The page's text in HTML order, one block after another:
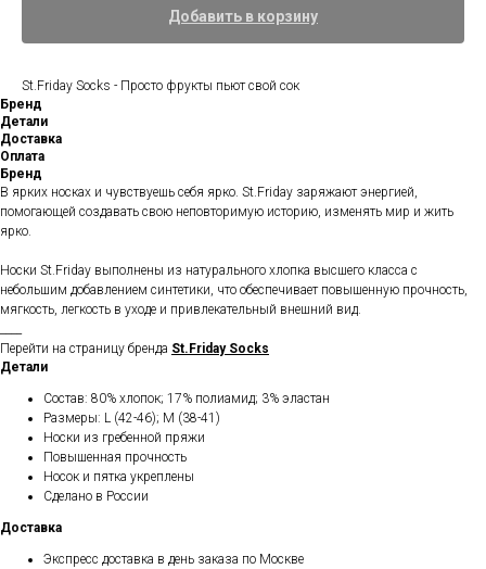
Добавить в корзину
St.Friday Socks - Просто фрукты пьют свой сок
Бренд
Детали
Доставка
Оплата
Бренд
В ярких носках и чувствуешь себя ярко. St.Friday заряжают энергией,
помогающей создавать свою неповторимую историю, изменять мир и жить
ярко.
Носки St.Friday выполнены из натурального хлопка высшего класса с
небольшим добавлением синтетики, что обеспечивает повышенную прочность,
мягкость, легкость в уходе и привлекательный внешний вид.
Перейти на страницу бренда St.Friday Socks
Детали
Состав: 80% хлопок; 17% полиамид; 3% эластан
Размеры: L (42-46); M (38-41)
Носки из гребенной пряжи
Повышенная прочность
Носок и пятка укреплены
Сделано в России
Доставка
Экспресс доставка в день заказа по Москве